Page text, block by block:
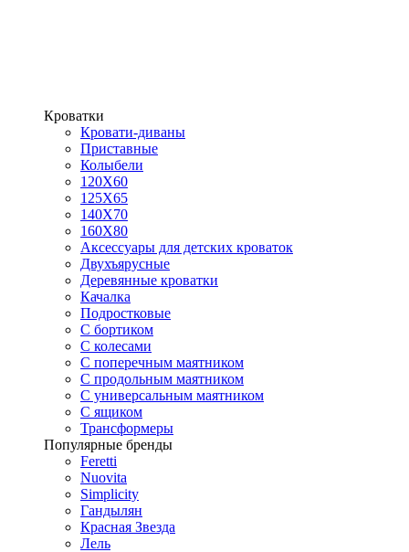
Кроватки
Кровати-диваны
Приставные
Колыбели
120Х60
125X65
140Х70
160Х80
Аксессуары для детских кроваток
Двухъярусные
Деревянные кроватки
Качалка
Подростковые
С бортиком
С колесами
С поперечным маятником
С продольным маятником
С универсальным маятником
С ящиком
Трансформеры
Популярные бренды
Feretti
Nuovita
Simplicity
Гандылян
Красная Звезда
Лель